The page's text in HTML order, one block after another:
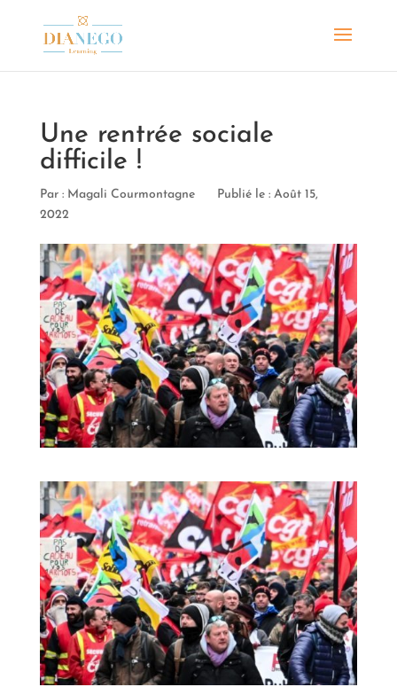
Une rentrée sociale
difficile !
Par : Magali Courmontagne
Publié le : Août 15,
2022